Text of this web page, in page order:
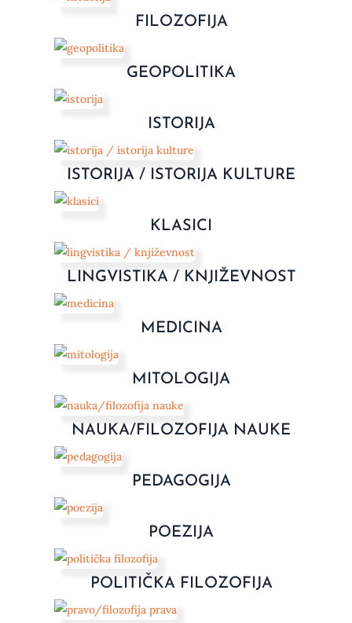
FILOZOFIJA
GEOPOLITIKA
ISTORIJA
ISTORIJA / ISTORIJA KULTURE
KLASICI
LINGVISTIKA / KNJIŽEVNOST
MEDICINA
MITOLOGIJA
NAUKA/FILOZOFIJA NAUKE
PEDAGOGIJA
POEZIJA
POLITIČKA FILOZOFIJA